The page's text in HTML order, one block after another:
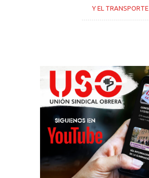
Y EL TRANSPORTE